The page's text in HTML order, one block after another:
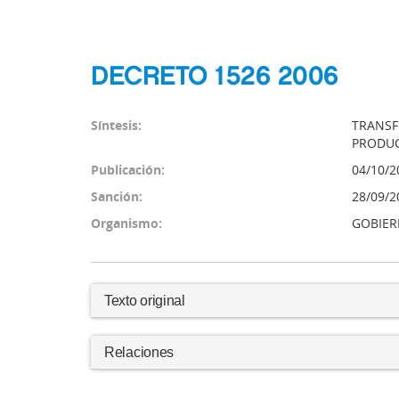
DECRETO 1526 2006
Síntesis:
Publicación:
04/10/
Sanción:
28/09/
Organismo:
Texto original
Relaciones